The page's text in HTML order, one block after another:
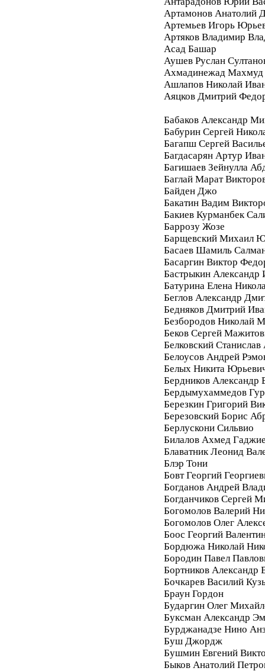
Артамонов Анатолий
Артемьев Игорь
Артяков Владимир
Асад Башар
Аушев Руслан
Ахмадинежад Махмуд
Ашлапов Николай
Аяцков Дмитрий
Бабаков Александр
Бабурин Сергей
Багапш Сергей
Багдасарян Артур
Багишаев Зейнулла
Баглай Марат
Байден Джо
Бакатин Вадим
Бакиев Курманбек
Баррозу Жозе
Барщевский Михаил
Басаев Шамиль
Басаргин Виктор
Бастрыкин Александр
Батурина Елена
Беглов Александр
Бедняков Дмитрий
Безбородов Николай
Беков Сергей
Белковский
Белоусов Андрей
Белых Никита
Бердников Александр
Бердымухаммедов
Березкин Григорий
Березовский Борис
Берлускони Сильвио
Билалов Ахмед
Блаватник Леонид
Блэр Тони
Бовт Георгий
Богданов Андрей
Богданчиков Сергей
Богомолов Валерий
Богомолов Олег
Боос Георгий
Бордюжа Николай
Бородин Павел
Бортников Александр
Бочкарев Василий
Браун Гордон
Бударгин Олег
Буксман Александр
Бурджанадзе Нино
Буш Джордж
Бушмин Евгений
Быков Анатолий